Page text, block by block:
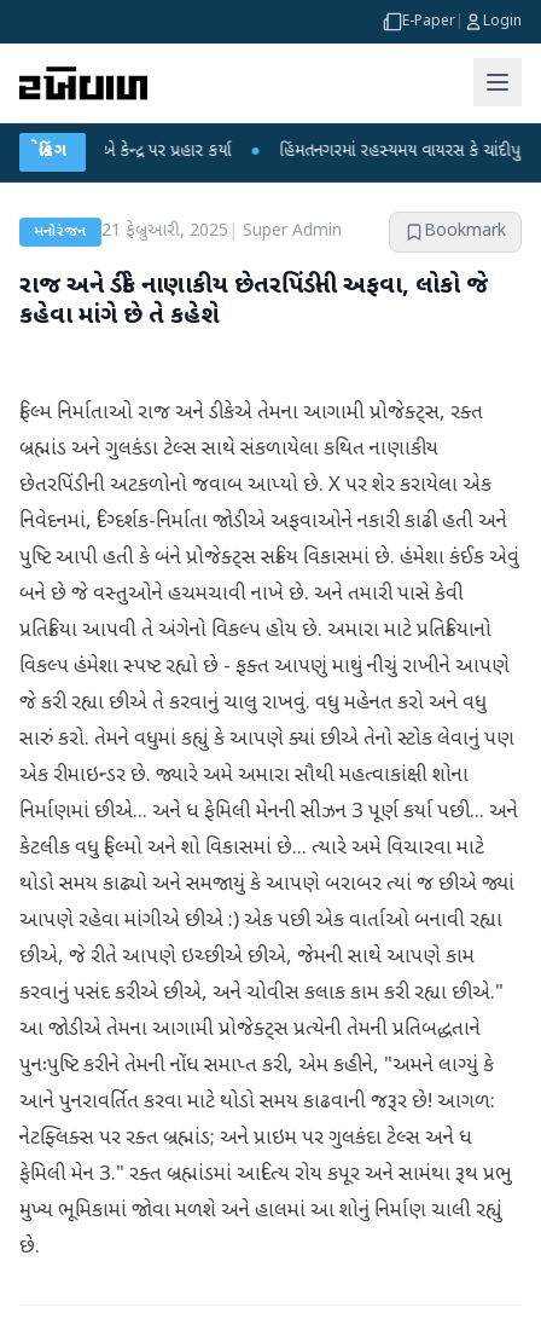
E-Paper Login
બ્રેકિંગ
કેન્દ્ર પર પ્રહાર કર્યા ● હિંમતનગરમાં રહસ્યમય વાયરસ કે ચાંદીપુરા? 6
મનોરંજન 21 ફેબ્રુઆરી, 2025 Super Admin Bookmark
રાજ અને ડીકે નાણાકીય છેતરપિંડીની અફવા, લોકો જે
કહેવા માંગે છે તે કહેશે
ફિલ્મ નિર્માતાઓ રાજ અને ડીકેએ તેમના આગામી પ્રોજેક્ટ્સ, રક્ત
બ્રહ્માંડ અને ગુલકંડા ટેલ્સ સાથે સંકળાયેલા કથિત નાણાકીય
છેતરપિંડીની અટકળોનો જવાબ આપ્યો છે. X પર શેર કરાયેલા એક
નિવેદનમાં, દિગ્દર્શક-નિર્માતા જોડીએ અફવાઓને નકારી કાઢી હતી અને
પુષ્ટિ આપી હતી કે બંને પ્રોજેક્ટ્સ સક્રિય વિકાસમાં છે. હંમેશા કંઈક એવું
બને છે જે વસ્તુઓને હચમચાવી નાખે છે. અને તમારી પાસે કેવી
પ્રતિક્રિયા આપવી તે અંગેનો વિકલ્પ હોય છે. અમારા માટે પ્રતિક્રિયાનો
વિકલ્પ હંમેશા સ્પષ્ટ રહ્યો છે - ફક્ત આપણું માથું નીચું રાખીને આપણે
જે કરી રહ્યા છીએ તે કરવાનું ચાલુ રાખવું. વધુ મહેનત કરો અને વધુ
સારું કરો. તેમને વધુમાં કહ્યું કે આપણે ક્યાં છીએ તેનો સ્ટોક લેવાનું પણ
એક રીમાઇન્ડર છે. જ્યારે અમે અમારા સૌથી મહત્વાકાંક્ષી શોના
નિર્માણમાં છીએ... અને ધ ફેમિલી મેનની સીઝન 3 પૂર્ણ કર્યા પછી... અને
કેટલીક વધુ ફિલ્મો અને શો વિકાસમાં છે... ત્યારે અમે વિચારવા માટે
થોડો સમય કાઢ્યો અને સમજાયું કે આપણે બરાબર ત્યાં જ છીએ જ્યાં
આપણે રહેવા માંગીએ છીએ :) એક પછી એક વાર્તાઓ બનાવી રહ્યા
છીએ, જે રીતે આપણે ઇચ્છીએ છીએ, જેમની સાથે આપણે કામ
કરવાનું પસંદ કરીએ છીએ, અને ચોવીસ કલાક કામ કરી રહ્યા છીએ."
આ જોડીએ તેમના આગામી પ્રોજેક્ટ્સ પ્રત્યેની તેમની પ્રતિબદ્ધતાને
પુનઃપુષ્ટિ કરીને તેમની નોંધ સમાપ્ત કરી, એમ કહીને, "અમને લાગ્યું કે
આને પુનરાવર્તિત કરવા માટે થોડો સમય કાઢવાની જરૂર છે! આગળ:
નેટફ્લિક્સ પર રક્ત બ્રહ્માંડ; અને પ્રાઇમ પર ગુલકંદા ટેલ્સ અને ધ
ફેમિલી મેન 3." રક્ત બ્રહ્માંડમાં આદિત્ય રોય કપૂર અને સામંથા રૂથ પ્રભુ
મુખ્ય ભૂમિકામાં જોવા મળશે અને હાલમાં આ શોનું નિર્માણ ચાલી રહ્યું
છે.